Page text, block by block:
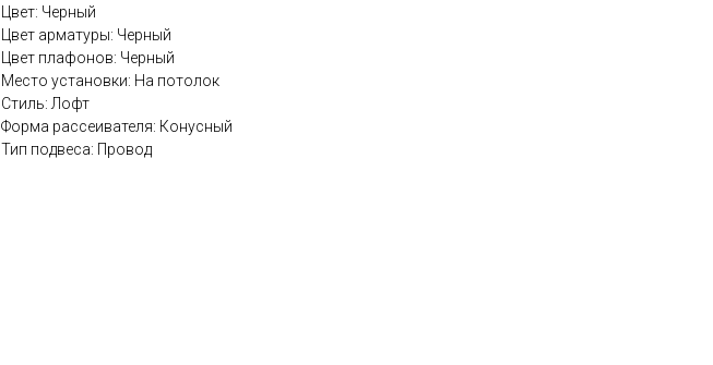
Цвет: Черный
Цвет арматуры: Черный
Цвет плафонов: Черный
Место установки: На потолок
Стиль: Лофт
Форма рассеивателя: Конусный
Тип подвеса: Провод